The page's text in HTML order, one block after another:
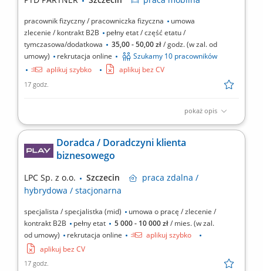
pracownik fizyczny / pracowniczka fizyczna
umowa
zlecenie / kontrakt B2B
pełny etat / część etatu /
tymczasowa/dodatkowa
35,00 - 50,00 zł/ godz. (w zal. od
umowy)
rekrutacja online
Szukamy 10 pracowników
aplikuj szybko
aplikuj bez CV
17 godz.
pokaż opis
Zakres obowiązków Odbieranie i dostarczanie
ewentualnymi uszkodzeniami; Utrzymywanie dobrych relacji z
klientami;
Doradca / Doradczyni klienta
biznesowego
LPC Sp. z o.o. Szczecin praca zdalna /
hybrydowa / stacjonarna
specjalista / specjalistka (mid)
umowa o pracę / zlecenie /
kontrakt B2B
pełny etat 5 000 - 10 000 zł/ mies. (w zal.
od umowy)
rekrutacja online
aplikuj szybko
aplikuj bez CV
17 godz.